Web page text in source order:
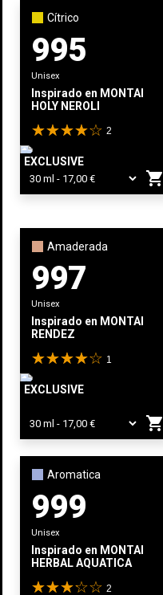
Cítrico
995
Unisex
Inspirado en MONTALE
HOLY NEROLI
2
EXCLUSIVE
shopping_cart
Amaderada
997
Unisex
Inspirado en MONTALE
RENDEZ
1
EXCLUSIVE
shopping_cart
Aromatica
999
Unisex
Inspirado en MONTALE
HERBAL AQUATICA
2